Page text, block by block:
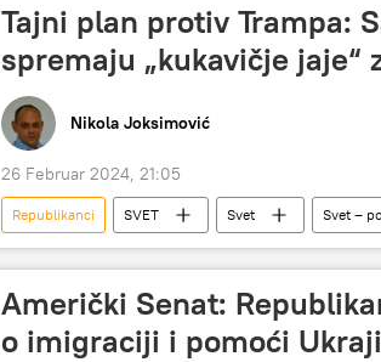
Tajni plan protiv Trampa:
spremaju „kukavičje jaje“
Nikola Joksimović
26 Februar 2024, 21:05
Republikanci SVET Svet Svet –
Republikanska partija
Izbori u Americi
Američki Senat:
o imigraciji i pomoći